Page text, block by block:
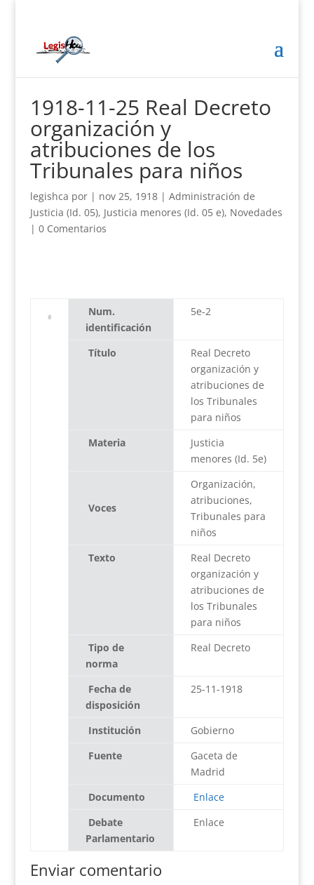
1918-11-25 Real Decreto
organización y
atribuciones de los
Tribunales para niños
legishca por | nov 25, 1918| Administración de
Justicia (Id. 05), Justicia menores (Id. 05 e), Novedades
| 0 Comentarios
Num.
identificación
5e-2
Título
Real Decreto
organización y
atribuciones de
los Tribunales
para niños
Materia
Justicia
menores (Id. 5e)
Voces
Organización,
atribuciones,
Tribunales para
niños
Texto
Real Decreto
organización y
atribuciones de
los Tribunales
para niños
Tipo de
norma
Real Decreto
Fecha de
disposición
25-11-1918
Institución
Gobierno
Fuente
Gaceta de
Madrid
Documento
Enlace
Debate
Parlamentario
Enlace
Enviar comentario